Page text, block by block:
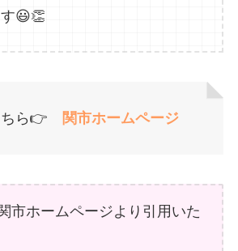
😃👏
ちら👉️ 関市ホームページ
市ホームページより引用いた